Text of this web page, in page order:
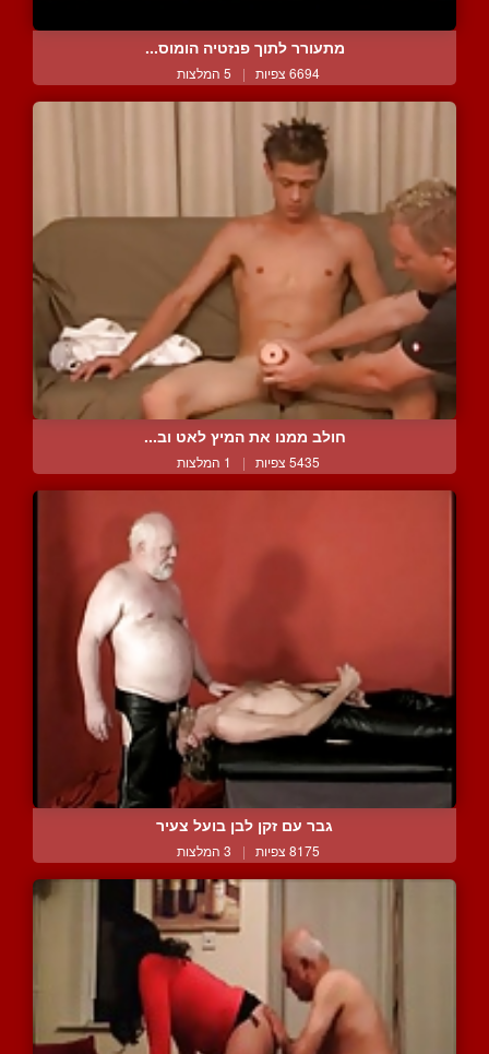
מתעורר לתוך פנזטיה הומוס...
6694 צפיות | 5 המלצות
חולב ממנו את המיץ לאט וב...
5435 צפיות | 1 המלצות
גבר עם זקן לבן בועל צעיר
8175 צפיות | 3 המלצות